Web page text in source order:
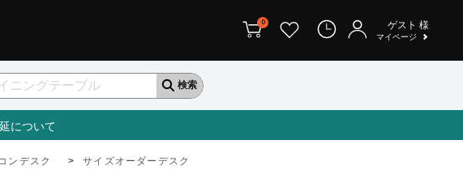
0 ゲスト 様
マイページ
について
ンデスク サイズオーダーデスク